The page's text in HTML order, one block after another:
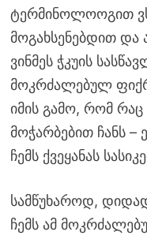
ტერმინოლოოგით
მოგახსენებდით და
ვინმეს ჭკუის
მოკრძალებულ
იმის გამო, რომ
მოჭარბებით ჩანს –
ჩემს ქვეყანას
სამწუხაროდ,
ჩემს ამ